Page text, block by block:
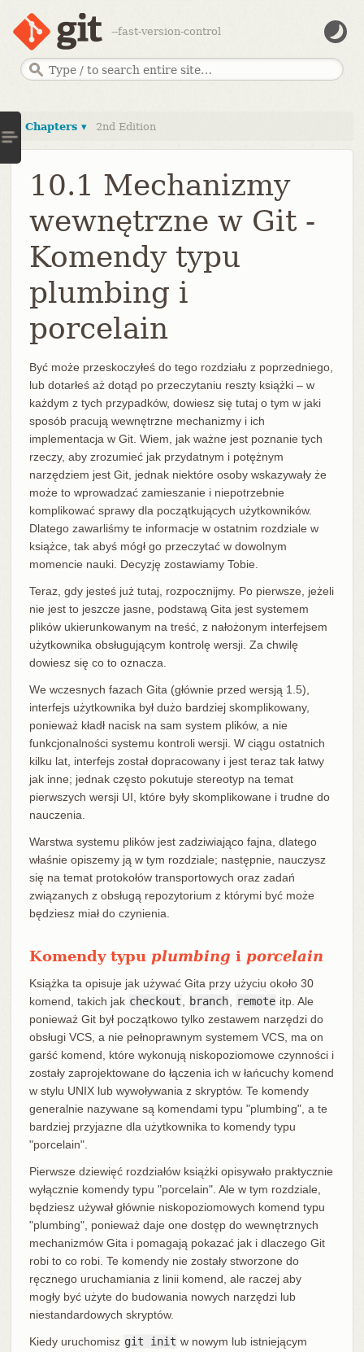
--fast-version-control
Chapters ▾ 2nd Edition
10.1 Mechanizmy
wewnętrzne w Git -
Komendy typu
plumbing i
porcelain
Być może przeskoczyłeś do tego rozdziału z poprzedniego,
lub dotarłeś aż dotąd po przeczytaniu reszty książki – w
każdym z tych przypadków, dowiesz się tutaj o tym w jaki
sposób pracują wewnętrzne mechanizmy i ich
implementacja w Git. Wiem, jak ważne jest poznanie tych
rzeczy, aby zrozumieć jak przydatnym i potężnym
narzędziem jest Git, jednak niektóre osoby wskazywały że
może to wprowadzać zamieszanie i niepotrzebnie
komplikować sprawy dla początkujących użytkowników.
Dlatego zawarliśmy te informacje w ostatnim rozdziale w
książce, tak abyś mógł go przeczytać w dowolnym
momencie nauki. Decyzję zostawiamy Tobie.
Teraz, gdy jesteś już tutaj, rozpocznijmy. Po pierwsze, jeżeli
nie jest to jeszcze jasne, podstawą Gita jest systemem
plików ukierunkowanym na treść, z nałożonym interfejsem
użytkownika obsługującym kontrolę wersji. Za chwilę
dowiesz się co to oznacza.
We wczesnych fazach Gita (głównie przed wersją 1.5),
interfejs użytkownika był dużo bardziej skomplikowany,
ponieważ kładł nacisk na sam system plików, a nie
funkcjonalności systemu kontroli wersji. W ciągu ostatnich
kilku lat, interfejs został dopracowany i jest teraz tak łatwy
jak inne; jednak często pokutuje stereotyp na temat
pierwszych wersji UI, które były skomplikowane i trudne do
nauczenia.
Warstwa systemu plików jest zadziwiająco fajna, dlatego
właśnie opiszemy ją w tym rozdziale; następnie, nauczysz
się na temat protokołów transportowych oraz zadań
związanych z obsługą repozytorium z którymi być może
będziesz miał do czynienia.
Komendy typu plumbing i porcelain
Książka ta opisuje jak używać Gita przy użyciu około 30
komend, takich jak checkout branch remote itp. Ale
ponieważ Git był początkowo tylko zestawem narzędzi do
obsługi VCS, a nie pełnoprawnym systemem VCS, ma on
garść komend, które wykonują niskopoziomowe czynności i
zostały zaprojektowane do łączenia ich w łańcuchy komend
w stylu UNIX lub wywoływania z skryptów. Te komendy
generalnie nazywane są komendami typu "plumbing", a te
bardziej przyjazne dla użytkownika to komendy typu
"porcelain".
Pierwsze dziewięć rozdziałów książki opisywało praktycznie
wyłącznie komendy typu "porcelain". Ale w tym rozdziale,
będziesz używał głównie niskopoziomowych komend typu
"plumbing", ponieważ daje one dostęp do wewnętrznych
mechanizmów Gita i pomagają pokazać jak i dlaczego Git
robi to co robi. Te komendy nie zostały stworzone do
ręcznego uruchamiania z linii komend, ale raczej aby
mogły być użyte do budowania nowych narzędzi lub
niestandardowych skryptów.
Kiedy uruchomisz git init w nowym lub istniejącym